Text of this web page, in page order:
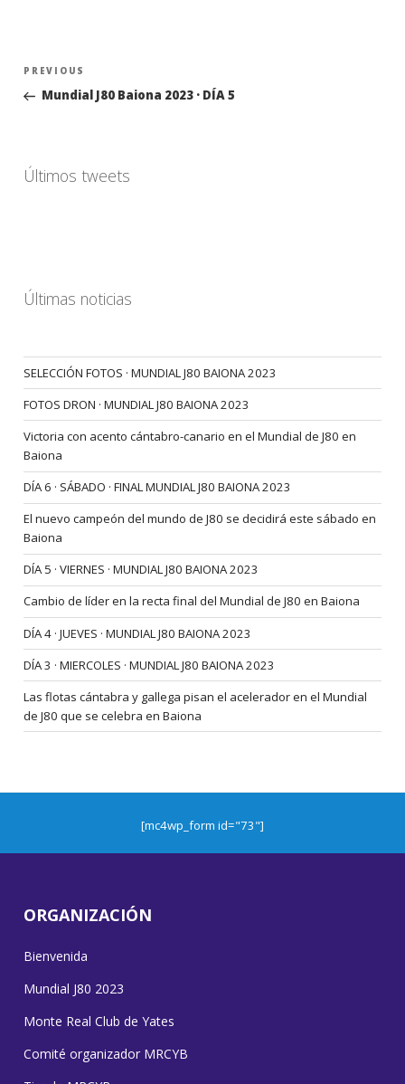
Navegación
entradas
Previous
Post
PREVIOUS
Mundial J80 Baiona 2023 · DÍA 5
Últimos tweets
Últimas noticias
SELECCIÓN FOTOS · MUNDIAL J80 BAIONA 2023
FOTOS DRON · MUNDIAL J80 BAIONA 2023
Victoria con acento cántabro-canario en el Mundial de J80 en
Baiona
DÍA 6 · SÁBADO · FINAL MUNDIAL J80 BAIONA 2023
El nuevo campeón del mundo de J80 se decidirá este sábado en
Baiona
DÍA 5 · VIERNES · MUNDIAL J80 BAIONA 2023
Cambio de líder en la recta final del Mundial de J80 en Baiona
DÍA 4 · JUEVES · MUNDIAL J80 BAIONA 2023
DÍA 3 · MIERCOLES · MUNDIAL J80 BAIONA 2023
Las flotas cántabra y gallega pisan el acelerador en el Mundial
de J80 que se celebra en Baiona
[mc4wp_form id="73"]
ORGANIZACIÓN
Bienvenida
Mundial J80 2023
Monte Real Club de Yates
Comité organizador MRCYB